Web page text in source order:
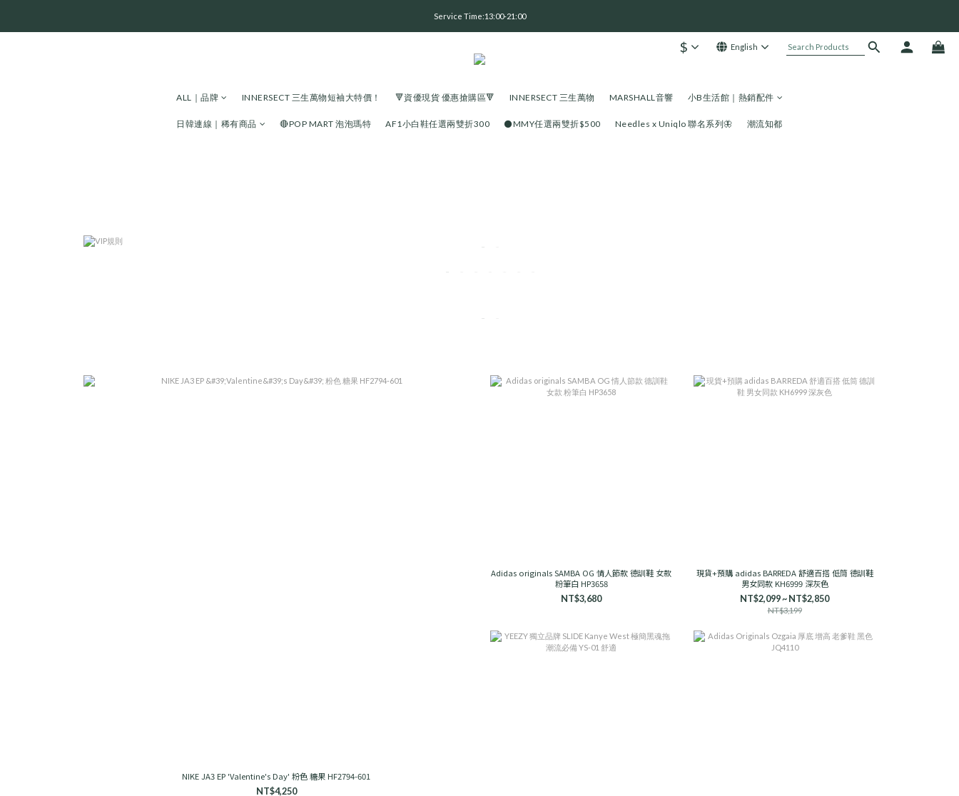
全 館 消 費 滿 三 千 免 運 費 🤘🏻
Service Time:13:00-21:00
$ English
ALL｜品牌 INNERSECT 三生萬物短袖大特價！ 🔻資優現貨 優惠搶購區🔻 INNERSECT 三生萬物 MARSHALL音響 小B生活館｜熱銷配件
日韓連線｜稀有商品 🔴POP MART 泡泡瑪特 AF1小白鞋任選兩雙折300 ⚫️MMY任選兩雙折$500 Needles x Uniqlo 聯名系列🦋 潮流知都
NIKE JA3 EP 'Valentine's Day' 粉色 糖果 HF2794-601
NT$4,250
Adidas originals SAMBA OG 情人節款 德訓鞋 女款
粉筆白 HP3658
NT$3,680
現貨+預購 adidas BARREDA 舒適百搭 低筒 德訓鞋
男女同款 KH6999 深灰色
NT$2,099 ~ NT$2,850
NT$3,199